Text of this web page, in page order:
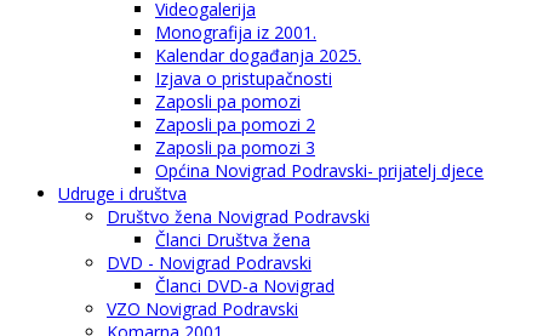
Videogalerija
Monografija iz 2001.
Kalendar događanja 2025.
Izjava o pristupačnosti
Zaposli pa pomozi
Zaposli pa pomozi 2
Zaposli pa pomozi 3
Općina Novigrad Podravski- prijatelj djece
Udruge i društva
Društvo žena Novigrad Podravski
Članci Društva žena
DVD - Novigrad Podravski
Članci DVD-a Novigrad
VZO Novigrad Podravski
Komarna 2001